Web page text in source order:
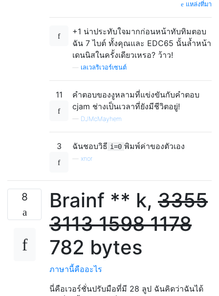
แหล่งที่มา
+1 น่าประทับใจมากก่อนหน้าทับทิมตอบ
ฉัน 7 ไบต์ ทั้งคุณและ EDC65 นั้นล้ำหน้า
เดนนิสในครั้งเดียวเหรอ? ว้าว!
เลเวลริเวอร์เซนต์
11
คำตอบของงูหลามที่แข่งขันกับคำตอบ
cjam ช่างเป็นเวลาที่ยังมีชีวิตอยู่!
— DJMcMayhem
3 ฉันชอบวิธี i=0 พิมพ์ค่าของตัวเอง
xnor
8 Brainf ** k, 3355
311315981178
782 bytes
ภาษานี้คืออะไร
นี่คือเวอร์ชั่นปรับมือที่มี 28 ลูป ฉันคิดว่าฉันได้